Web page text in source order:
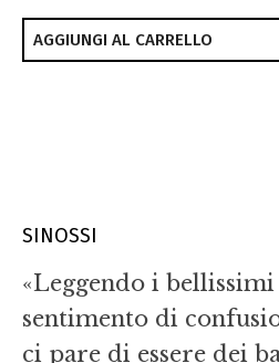
AGGIUNGI AL CARRELLO
SINOSSI
«Leggendo i
sentimento di
ci pare di essere dei